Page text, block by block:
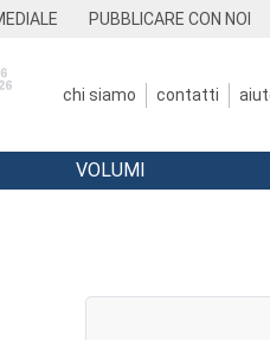
PUBBLICARE CON NOI
chi siamo contatti
VOLUMI